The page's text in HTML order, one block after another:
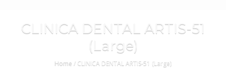
CLINICA DENTAL ARTIS-51
(Large)
Home / CLINICA DENTAL ARTIS-51 (Large)